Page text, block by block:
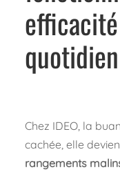
quotidien
Chez IDEO, la
cachée, elle
rangements